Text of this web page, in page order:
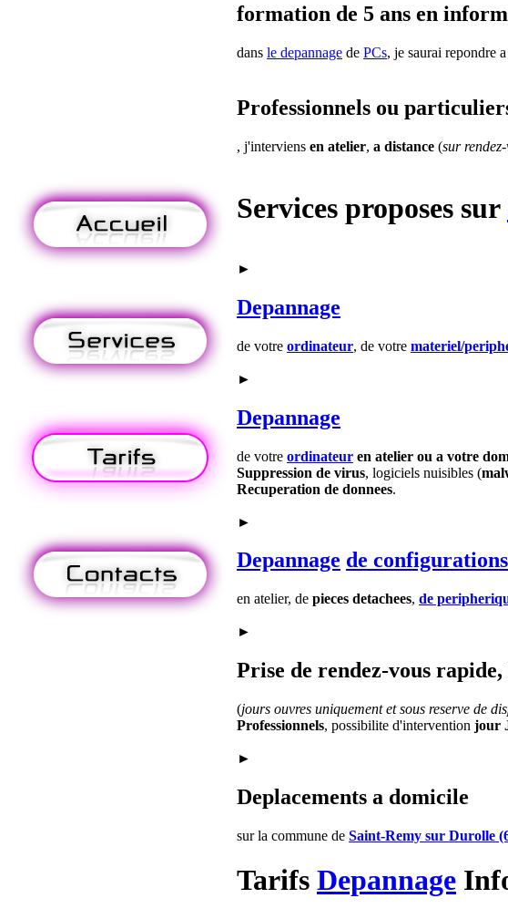
formation de 5 ans en
dans le depannage de PCs, je saurai repondre
Professionnels ou
, j'interviens en atelier, a distance (sur
Services proposes sur
►
Depannage
de votre ordinateur, de votre materiel/
►
Depannage
de votre ordinateur en atelier ou a votre
Suppression de virus, logiciels nuisibles (
Recuperation de donnees.
►
Depannage de
en atelier, de pieces detachees, de
►
Prise de rendez-vous
(jours ouvres uniquement et sous reserve de
Professionnels, possibilite d'intervention jour
►
Deplacements a domicile
sur la commune de Saint-Remy sur Durolle
Tarifs Depannage